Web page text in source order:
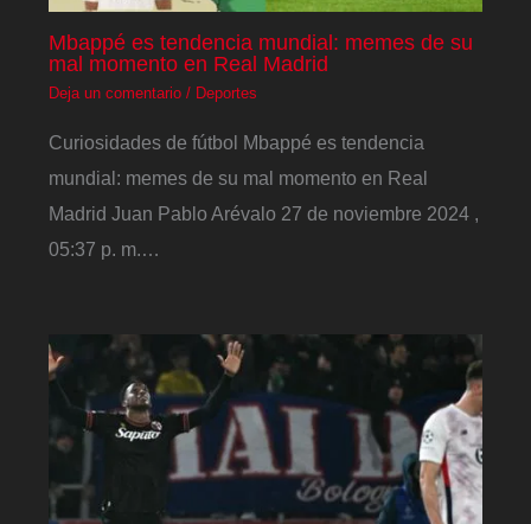
Mbappé es tendencia mundial: memes de su
mal momento en Real Madrid
Deja un comentario / Deportes
Curiosidades de fútbol Mbappé es tendencia
mundial: memes de su mal momento en Real
Madrid Juan Pablo Arévalo 27 de noviembre 2024 ,
05:37 p. m.…